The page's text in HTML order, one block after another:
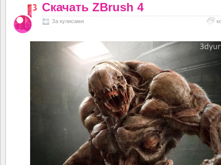
Скачать ZBrush 4
За кулисами